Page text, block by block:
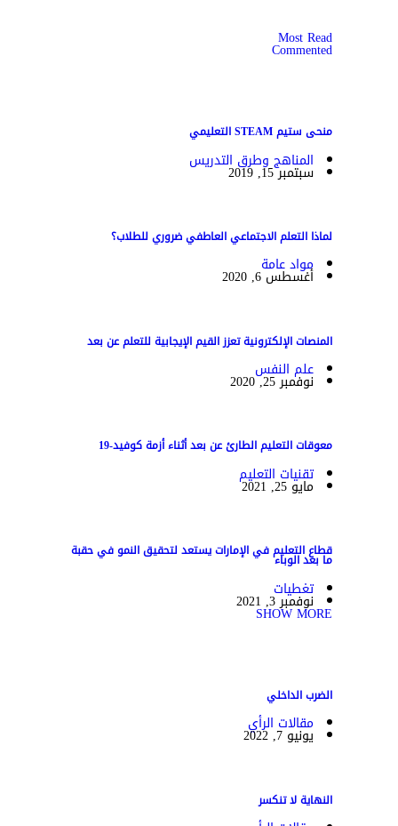
Most Read
Commented
منحى ستيم STEAM التعليمي
المناهج وطرق التدريس
سبتمبر 15, 2019
لماذا التعلم الاجتماعي العاطفي ضروري للطلاب؟
مواد عامة
أغسطس 6, 2020
المنصات الإلكترونية تعزز القيم الإيجابية للتعلم عن بعد
علم النفس
نوفمبر 25, 2020
معوقات التعليم الطارئ عن بعد أثناء أزمة كوفيد-19
تقنيات التعليم
مايو 25, 2021
قطاع التعليم في الإمارات يستعد لتحقيق النمو في حقبة
ما بعد الوباء
تغطيات
نوفمبر 3, 2021
SHOW MORE
الضرب الداخلي
مقالات الرأي
يونيو 7, 2022
النهاية لا تنكسر